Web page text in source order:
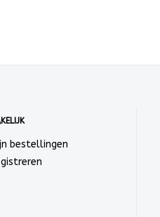
bestellingen